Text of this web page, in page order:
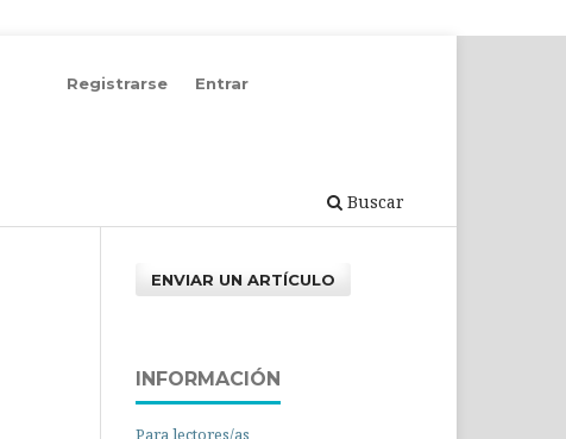
Buscar
Registrarse Entrar
ENVIAR UN ARTÍCULO
INFORMACIÓN
Para lectores/as